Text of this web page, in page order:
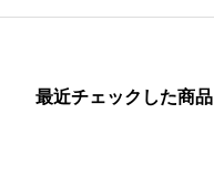
最近チェックした商品